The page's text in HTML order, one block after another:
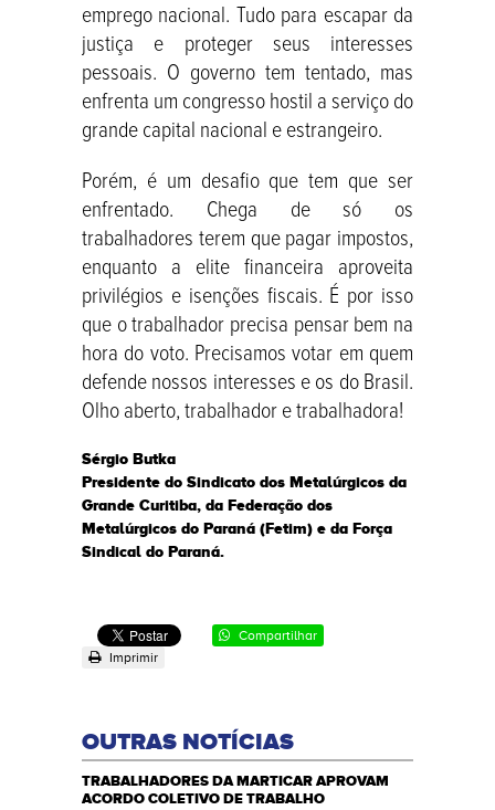
emprego nacional. Tudo para escapar da
justiça e proteger seus interesses
pessoais. O governo tem tentado, mas
enfrenta um congresso hostil a serviço do
grande capital nacional e estrangeiro.
Porém, é um desafio que tem que ser
enfrentado. Chega de só os
trabalhadores terem que pagar impostos,
enquanto a elite financeira aproveita
privilégios e isenções fiscais. É por isso
que o trabalhador precisa pensar bem na
hora do voto. Precisamos votar em quem
defende nossos interesses e os do Brasil.
Olho aberto, trabalhador e trabalhadora!
Sérgio Butka
Presidente do Sindicato dos Metalúrgicos da
Grande Curitiba, da Federação dos
Metalúrgicos do Paraná (Fetim) e da Força
Sindical do Paraná.
Compartilhar
Imprimir
OUTRAS NOTÍCIAS
TRABALHADORES DA MARTICAR APROVAM
ACORDO COLETIVO DE TRABALHO